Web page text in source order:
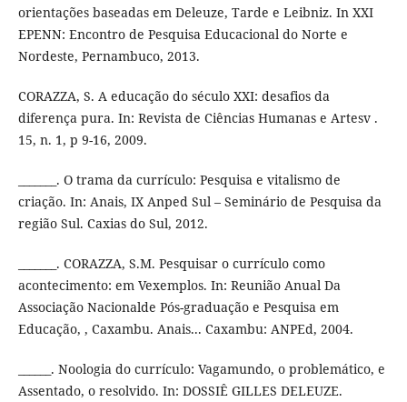
orientações baseadas em Deleuze, Tarde e Leibniz. In XXI
EPENN: Encontro de Pesquisa Educacional do Norte e
Nordeste, Pernambuco, 2013.
CORAZZA, S. A educação do século XXI: desafios da
diferença pura. In: Revista de Ciências Humanas e Artesv .
15, n. 1, p 9-16, 2009.
_______. O trama da currículo: Pesquisa e vitalismo de
criação. In: Anais, IX Anped Sul – Seminário de Pesquisa da
região Sul. Caxias do Sul, 2012.
_______. CORAZZA, S.M. Pesquisar o currículo como
acontecimento: em Vexemplos. In: Reunião Anual Da
Associação Nacionalde Pós-graduação e Pesquisa em
Educação, , Caxambu. Anais... Caxambu: ANPEd, 2004.
______. Noologia do currículo: Vagamundo, o problemático, e
Assentado, o resolvido. In: DOSSIÊ GILLES DELEUZE.